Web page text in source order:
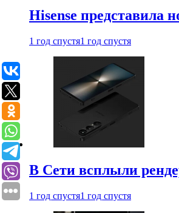
Hisense представила
1 год спустя1 год спустя
В Сети всплыли
1 год спустя1 год спустя